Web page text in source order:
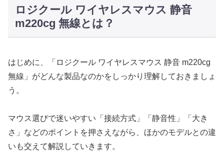
ロジクール ワイヤレスマウス 静音
m220cg 無線とは？
はじめに、「ロジクール ワイヤレスマウス 静音 m220cg
無線」がどんな製品なのかをしっかり理解しておきましょ
う。
マウス選びで迷いやすい「接続方式」「静音性」「大き
さ」などのポイントを押さえながら、ほかのモデルとの違
いも交えて解説していきます。